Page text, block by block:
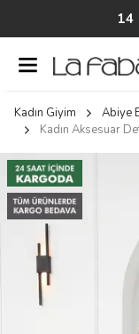
14
Kadın Giyim Abiye
Kadın Aksesuar